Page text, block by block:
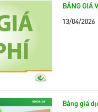
BẢNG GIÁ
13/04/2026
Bảng giá